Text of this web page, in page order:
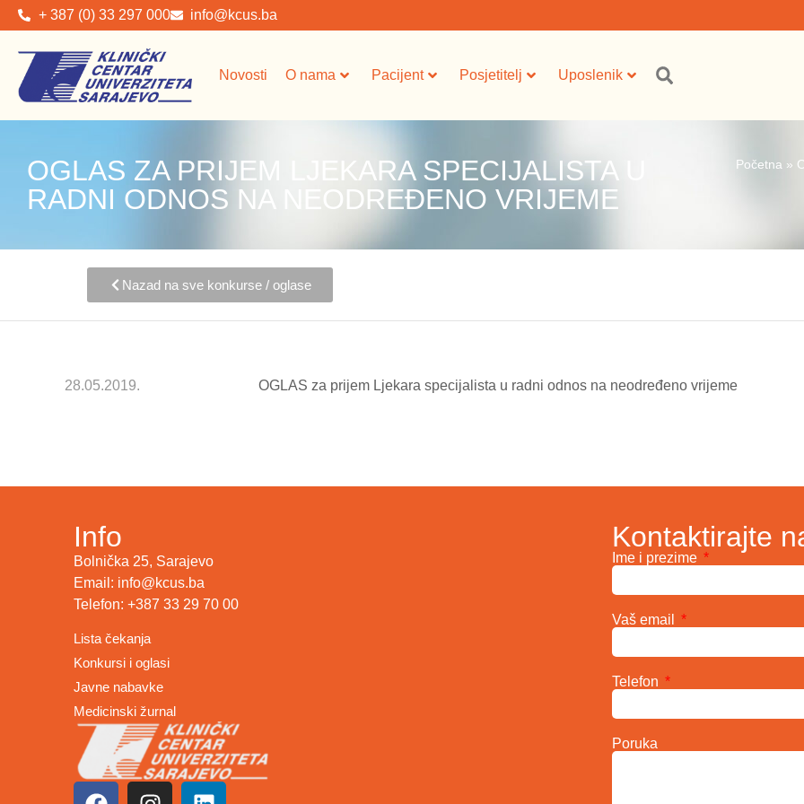
+ 387 (0) 33 297 000 info@kcus.ba
Novosti O nama Pacijent Posjetitelj Uposlenik
OGLAS ZA PRIJEM LJEKARA SPECIJALISTA U
RADNI ODNOS NA NEODREĐENO VRIJEME
Početna»
Nazad na sve konkurse / oglase
28.05.2019. OGLAS za prijem Ljekara specijalista u radni odnos na neodređeno vrijeme
Info
Bolnička 25, Sarajevo
Email: info@kcus.ba
Telefon: +387 33 29 70 00
Lista čekanja
Konkursi i oglasi
Javne nabavke
Medicinski žurnal
Kontaktirajte
Ime i prezime
Vaš email
Telefon
Poruka